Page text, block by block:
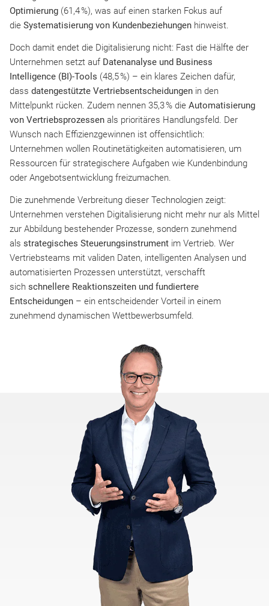
Optimierung (61,4 %), was auf einen starken Fokus auf
die Systematisierung von Kundenbeziehungen hinweist.
Doch damit endet die Digitalisierung nicht: Fast die Hälfte der
Unternehmen setzt auf Datenanalyse und Business
Intelligence (BI)-Tools (48,5 %) – ein klares Zeichen dafür,
dass datengestützte Vertriebsentscheidungen in den
Mittelpunkt rücken. Zudem nennen 35,3 % die Automatisierung
von Vertriebsprozessen als prioritäres Handlungsfeld. Der
Wunsch nach Effizienzgewinnen ist offensichtlich:
Unternehmen wollen Routinetätigkeiten automatisieren, um
Ressourcen für strategischere Aufgaben wie Kundenbindung
oder Angebotsentwicklung freizumachen.
Die zunehmende Verbreitung dieser Technologien zeigt:
Unternehmen verstehen Digitalisierung nicht mehr nur als Mittel
zur Abbildung bestehender Prozesse, sondern zunehmend
als strategisches Steuerungsinstrument im Vertrieb. Wer
Vertriebsteams mit validen Daten, intelligenten Analysen und
automatisierten Prozessen unterstützt, verschafft
sich schnellere Reaktionszeiten und fundiertere
Entscheidungen – ein entscheidender Vorteil in einem
zunehmend dynamischen Wettbewerbsumfeld.